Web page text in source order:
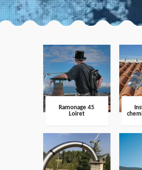
Ramonage 45
Loiret